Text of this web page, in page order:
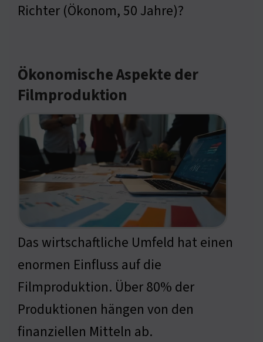
Richter (Ökonom, 50 Jahre)?
Ökonomische Aspekte der
Filmproduktion
Das wirtschaftliche Umfeld hat einen
enormen Einfluss auf die
Filmproduktion. Über 80% der
Produktionen hängen von den
finanziellen Mitteln ab.